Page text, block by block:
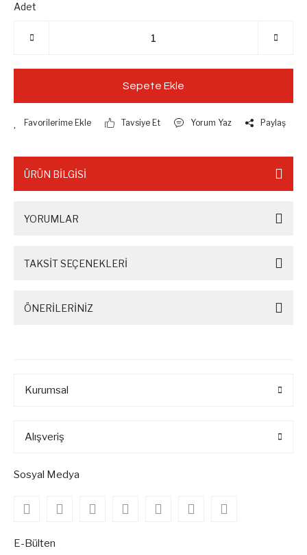
Adet
Sepete Ekle
Tavsiye Et Yorum Yaz Paylaş
ÜRÜN BİLGİSİ
YORUMLAR
TAKSİT SEÇENEKLERİ
ÖNERİLERİNİZ
Kurumsal
Alışveriş
Sosyal Medya
E-Bülten